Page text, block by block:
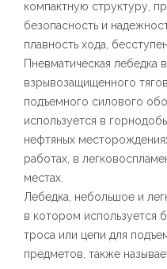
компактную структуру,
безопасность и
плавность хода,
Пневматическая лебедка
взрывозащищенного
подъемного силового
используется в
нефтяных
работах, в
местах.
Лебедка, небольшое и
в котором используется
троса или цепи для
предметов, также